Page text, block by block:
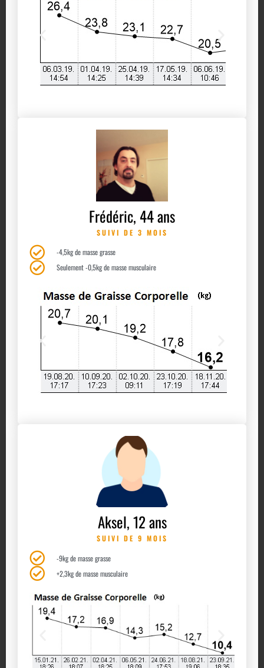
Frédéric, 44 ans
SUIVI DE 3 MOIS
-4,5kg de masse grasse
Seulement -0,5kg de masse musculaire
Aksel, 12 ans
SUIVI DE 9 MOIS
-9kg de masse grasse
+2,3kg de masse musculaire